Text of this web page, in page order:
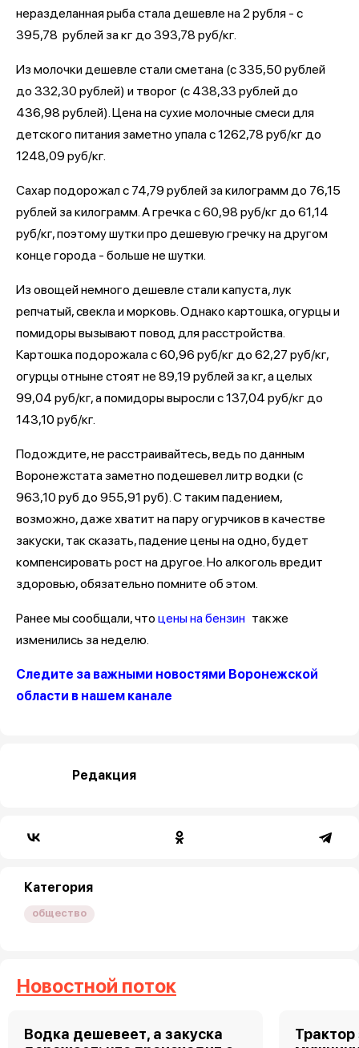
неразделанная рыба стала дешевле на 2 рубля - с
395,78 рублей за кг до 393,78 руб/кг.
Из молочки дешевле стали сметана (с 335,50 рублей
до 332,30 рублей) и творог (с 438,33 рублей до
436,98 рублей). Цена на сухие молочные смеси для
детского питания заметно упала с 1262,78 руб/кг до
1248,09 руб/кг.
Сахар подорожал с 74,79 рублей за килограмм до 76,15
рублей за килограмм. А гречка с 60,98 руб/кг до 61,14
руб/кг, поэтому шутки про дешевую гречку на другом
конце города - больше не шутки.
Из овощей немного дешевле стали капуста, лук
репчатый, свекла и морковь. Однако картошка, огурцы и
помидоры вызывают повод для расстройства.
Картошка подорожала с 60,96 руб/кг до 62,27 руб/кг,
огурцы отныне стоят не 89,19 рублей за кг, а целых
99,04 руб/кг, а помидоры выросли с 137,04 руб/кг до
143,10 руб/кг.
Подождите, не расстраивайтесь, ведь по данным
Воронежстата заметно подешевел литр водки (с
963,10 руб до 955,91 руб). С таким падением,
возможно, даже хватит на пару огурчиков в качестве
закуски, так сказать, падение цены на одно, будет
компенсировать рост на другое. Но алкоголь вредит
здоровью, обязательно помните об этом.
Ранее мы сообщали, что цены на бензин также
изменились за неделю.
Следите за важными новостями Воронежской
области в нашем канале
Редакция
Категория
общество
Новостной поток
Водка дешевеет, а закуска